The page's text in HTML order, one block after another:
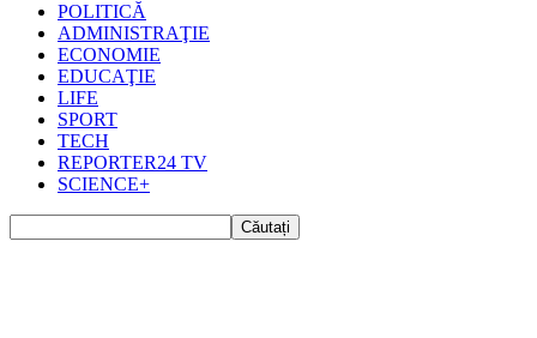
POLITICĂ
ADMINISTRAŢIE
ECONOMIE
EDUCAŢIE
LIFE
SPORT
TECH
REPORTER24 TV
SCIENCE+